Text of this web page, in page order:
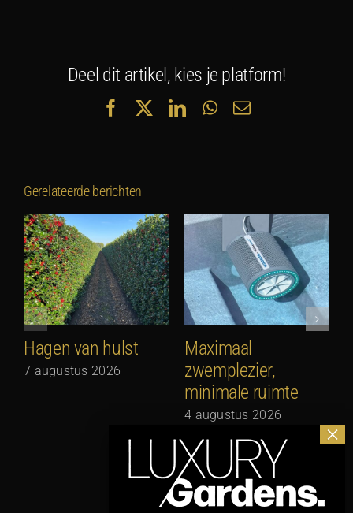
Deel dit artikel, kies je platform!
FacebookLinkedInWhatsApp
E-
Gerelateerde berichten
Hagen van hulst
7 augustus 2026
Maximaal
zwemplezier,
minimale ruimte
4 augustus 2026